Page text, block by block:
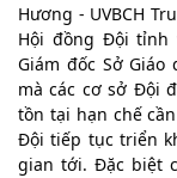
Hương - UVBCH
Hội đồng Đội tỉnh
Giám đốc Sở
mà các cơ sở Đội
tồn tại hạn chế
Đội tiếp tục triển
gian tới. Đặc biệt